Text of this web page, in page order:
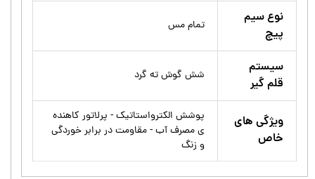
نوع سیم
پیچ
تمام مس
سیستم
قلم گیر
شش گوش ته گرد
ویژگی های
خاص
پوشش الکترواستاتیک - پرلاتور کاهنده
ی مصرف آب - مقاومت در برابر خوردگی
و زنگ